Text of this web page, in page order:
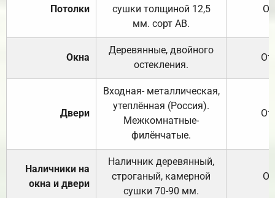
Потолки
сушки толщиной 12,5
мм. сорт АВ.
Окна
Деревянные, двойного
остекления.
Двери
Входная- металлическая,
утеплённая (Россия).
Межкомнатные-
филёнчатые.
Наличники на
окна и двери
Наличник деревянный,
строганый, камерной
сушки 70-90 мм.